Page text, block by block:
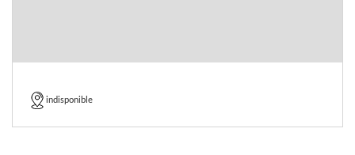
indisponible